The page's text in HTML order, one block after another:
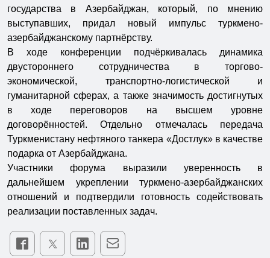
государства в Азербайджан, который, по мнению
выступавших, придал новый импульс туркмено-
азербайджанскому партнёрству.
В ходе конференции подчёркивалась динамика
двустороннего сотрудничества в торгово-
экономической, транспортно-логистической и
гуманитарной сферах, а также значимость достигнутых
в ходе переговоров на высшем уровне
договорённостей. Отдельно отмечалась передача
Туркменистану нефтяного танкера «Достлук» в качестве
подарка от Азербайджана.
Участники форума выразили уверенность в
дальнейшем укреплении туркмено-азербайджанских
отношений и подтвердили готовность содействовать
реализации поставленных задач.